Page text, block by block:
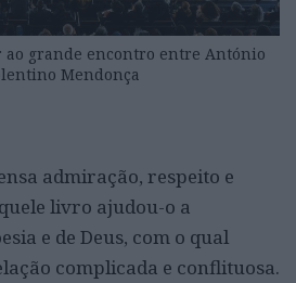
ao grande encontro entre António
Mendonça
admiração, respeito e
livro ajudou-o a
e de Deus, com o qual
complicada e conflituosa.